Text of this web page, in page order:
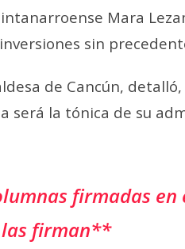
Mara
sin
de Cancún,
será la tónica de su
firmadas
las firman**